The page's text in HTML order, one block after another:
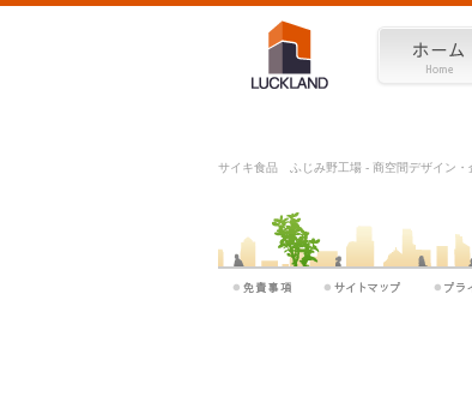
サイキ食品 ふじみ野工場 - 商空間デザイン・